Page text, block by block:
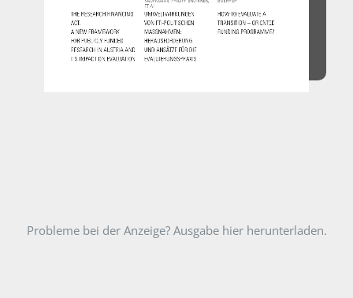
Probleme bei der Anzeige? Ausgabe hier herunterladen.